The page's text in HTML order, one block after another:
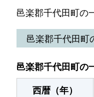
邑楽郡千代田町の
邑楽郡千代田町
邑楽郡千代田町の
西暦（年）